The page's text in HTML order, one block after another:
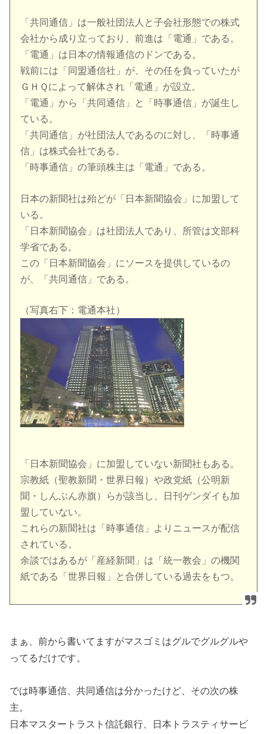
「共同通信」は一般社団法人と子会社形態での株式
会社から成り立っており、前進は「電通」である。
「電通」は日本の情報通信のドンである。
戦前には「同盟通信社」が、その任を負っていたが
ＧＨＱによって解体され「電通」が設立。
「電通」から「共同通信」と「時事通信」が誕生し
ている。
「共同通信」が社団法人であるのに対し、「時事通
信」は株式会社である。
「時事通信」の筆頭株主は「電通」である。
日本の新聞社は殆どが「日本新聞協会」に加盟して
いる。
「日本新聞協会」は社団法人であり、所管は文部科
学省である。
この「日本新聞協会」にソースを提供しているの
が、「共同通信」である。
（写真右下：電通本社）
「日本新聞協会」に加盟していない新聞社もある。
宗教紙（聖教新聞・世界日報）や政党紙（公明新
聞・しんぶん赤旗）らが該当し、日刊ゲンダイも加
盟していない。
これらの新聞社は「時事通信」よりニュースが配信
されている。
余談ではあるが「産経新聞」は「統一教会」の機関
紙である「世界日報」と合併している過去をもつ。
まぁ、前から書いてますがマスゴミはグルでグルグルや
ってるだけです。
では時事通信、共同通信は分かったけど、その次の株
主。
日本マスタートラスト信託銀行、日本トラスティサービ